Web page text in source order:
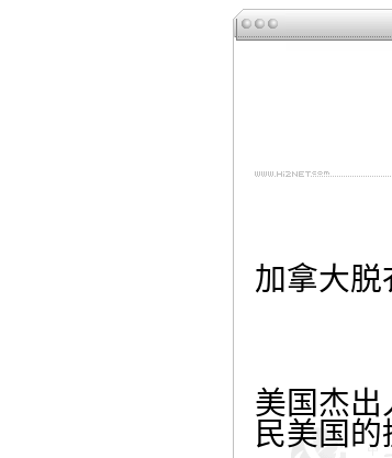
加拿大脱
美国杰出
民美国